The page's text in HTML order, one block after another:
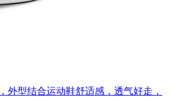
外型结合运动鞋舒适感，透气好走，